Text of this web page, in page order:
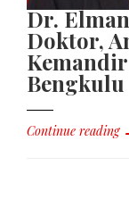
Dr.
Doktor,
Bengkulu
Continue reading